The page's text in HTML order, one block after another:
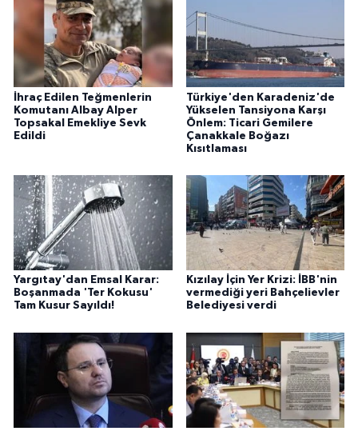
İhraç Edilen Teğmenlerin
Komutanı Albay Alper
Topsakal Emekliye Sevk
Edildi
Türkiye'den Karadeniz'de
Yükselen Tansiyona Karşı
Önlem: Ticari Gemilere
Çanakkale Boğazı
Kısıtlaması
Yargıtay'dan Emsal Karar:
Boşanmada 'Ter Kokusu'
Tam Kusur Sayıldı!
Kızılay İçin Yer Krizi: İBB'nin
vermediği yeri Bahçelievler
Belediyesi verdi